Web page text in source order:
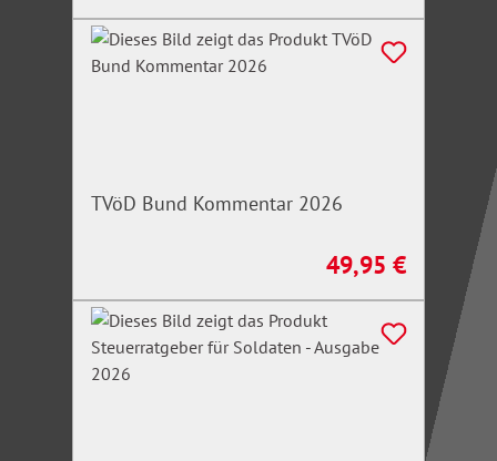
TVöD Bund Kommentar 2026
Regulärer Preis:
49,95 €